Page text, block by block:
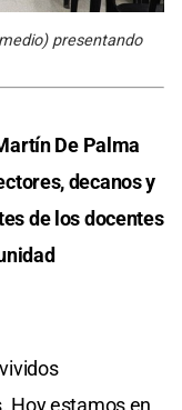
presentando
De Palma
decanos y
de los docentes
Hoy estamos en